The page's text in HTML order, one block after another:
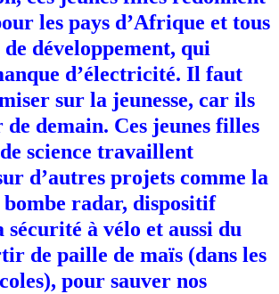
les pays d’Afrique et tous
de développement, qui
d’électricité. Il faut
sur la jeunesse, car ils
de demain. Ces jeunes filles
science travaillent
d’autres projets comme la
bombe radar, dispositif
sécurité à vélo et aussi du
de paille de maïs (dans les
pour sauver nos